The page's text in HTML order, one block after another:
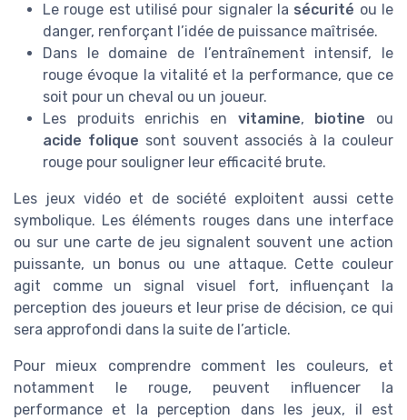
Le rouge est utilisé pour signaler la sécurité ou le
danger, renforçant l’idée de puissance maîtrisée.
Dans le domaine de l’entraînement intensif, le
rouge évoque la vitalité et la performance, que ce
soit pour un cheval ou un joueur.
Les produits enrichis en vitamine, biotine ou
acide folique sont souvent associés à la couleur
rouge pour souligner leur efficacité brute.
Les jeux vidéo et de société exploitent aussi cette
symbolique. Les éléments rouges dans une interface
ou sur une carte de jeu signalent souvent une action
puissante, un bonus ou une attaque. Cette couleur
agit comme un signal visuel fort, influençant la
perception des joueurs et leur prise de décision, ce qui
sera approfondi dans la suite de l’article.
Pour mieux comprendre comment les couleurs, et
notamment le rouge, peuvent influencer la
performance et la perception dans les jeux, il est